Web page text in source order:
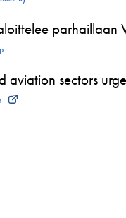
parhaillaan
aviation sectors